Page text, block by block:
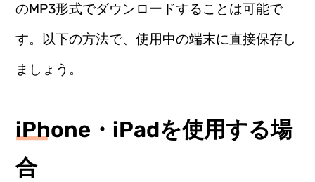
のMP3形式でダウンロードすることは可能で
す。以下の方法で、使用中の端末に直接保存し
ましょう。
iPhone・iPadを使用する場
合